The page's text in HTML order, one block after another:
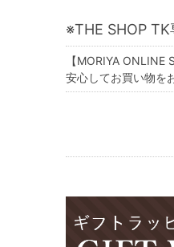
※THE SHOP TK
【MORIYA ONLINE
安心してお買い物を